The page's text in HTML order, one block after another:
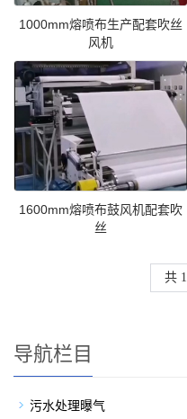
1000mm熔喷布生产配套吹丝
风机
1600mm熔喷布鼓风机配套吹
丝
共 1
导航栏目
污水处理曝气